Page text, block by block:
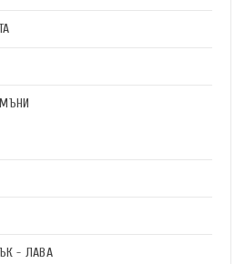
- ЛАВА